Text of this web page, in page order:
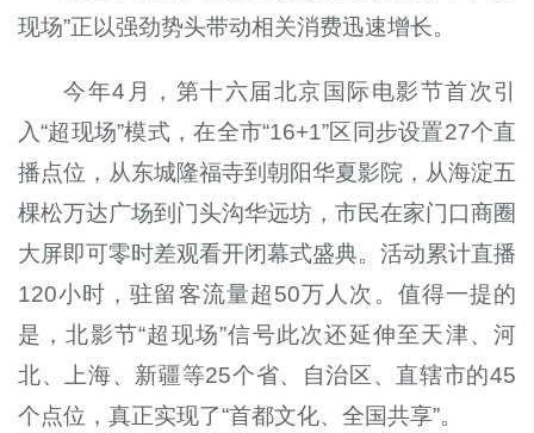
现场”正以强劲势头带动相关消费迅速增长。
今年4月，第十六届北京国际电影节首次引
入“超现场”模式，在全市“16+1”区同步设置27个直
播点位，从东城隆福寺到朝阳华夏影院，从海淀五
棵松万达广场到门头沟华远坊，市民在家门口商圈
大屏即可零时差观看开闭幕式盛典。活动累计直播
120小时，驻留客流量超50万人次。值得一提的
是，北影节“超现场”信号此次还延伸至天津、河
北、上海、新疆等25个省、自治区、直辖市的45
个点位，真正实现了“首都文化、全国共享”。